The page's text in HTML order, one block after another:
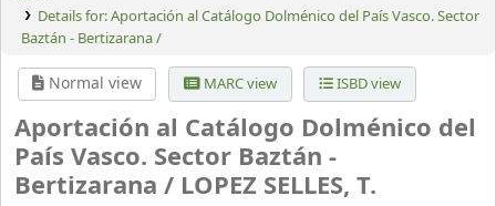
Details for:Aportación al Catálogo Dolménico del País Vasco. Sector
Baztán - Bertizarana /
Normal view MARC view ISBD view
Aportación al Catálogo Dolménico del
País Vasco. Sector Baztán -
Bertizarana / LOPEZ SELLES, T.